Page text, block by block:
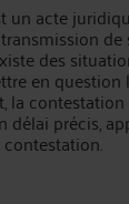
un acte
de
des
en
la
délai précis,